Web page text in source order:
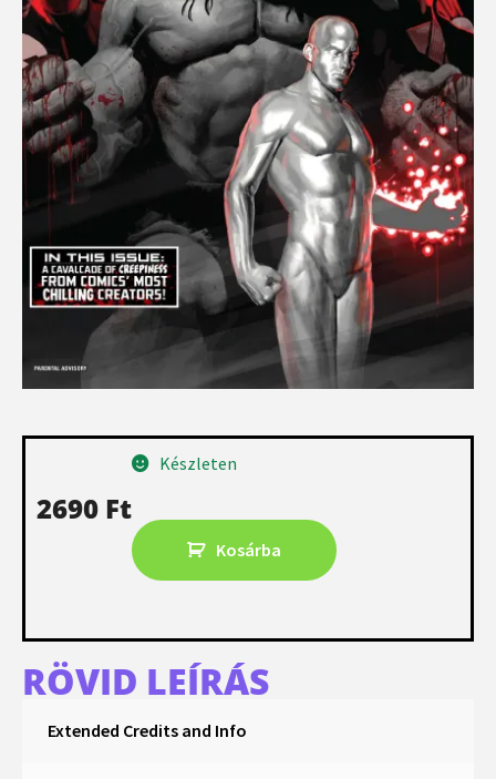
2690 Ft
Készleten
Kosárba
RÖVID LEÍRÁS
Extended Credits and Info